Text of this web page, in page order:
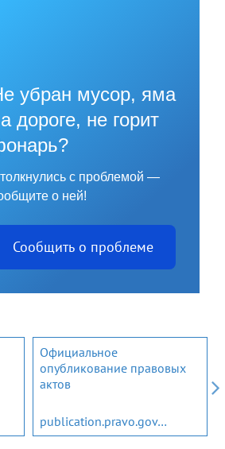
убран мусор, яма
дороге, не горит
с проблемой —
о ней!
Сообщить о проблеме
Официальное
опубликование правовых
актов
publication.pravo.gov.ru